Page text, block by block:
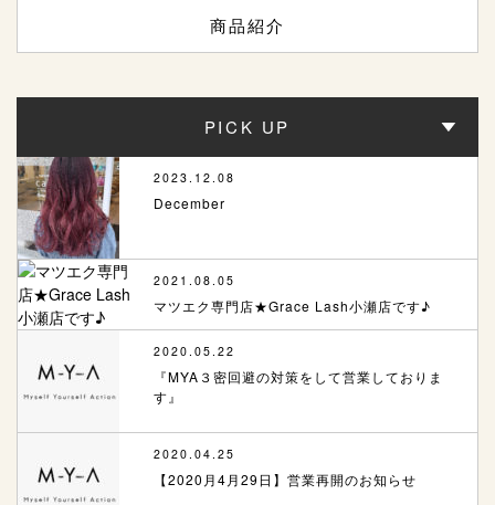
商品紹介
PICK UP
2023.12.08
December
2021.08.05
マツエク専門店★Grace Lash小瀬店です♪
2020.05.22
『MYA３密回避の対策をして営業しておりま
す』
2020.04.25
【2020月4月29日】営業再開のお知らせ